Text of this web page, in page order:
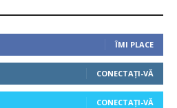
ÎMI PLACE
CONECTAȚI-VĂ
CONECTAȚI-VĂ